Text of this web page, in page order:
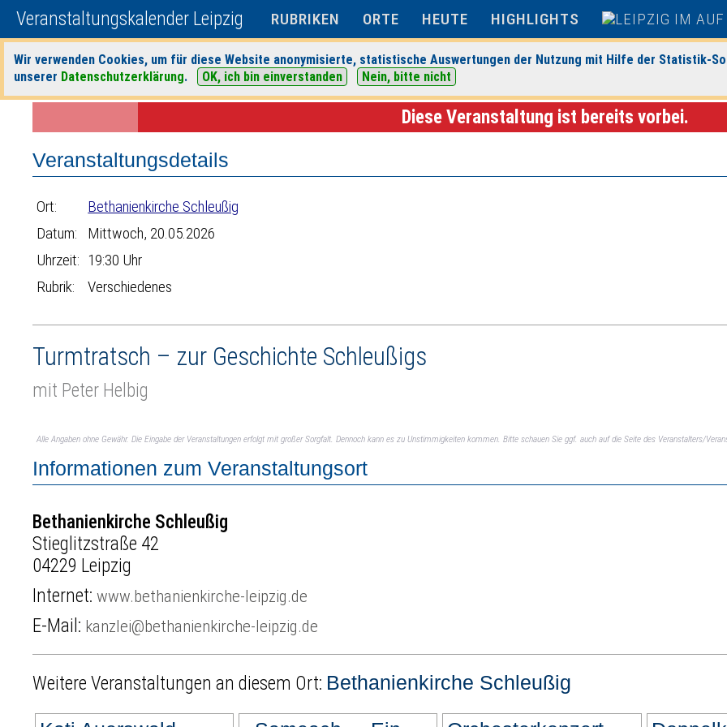
Veranstaltungskalender Leipzig RUBRIKEN ORTE HEUTE HIGHLIGHTS
Wir verwenden Cookies, um für diese Website anonymisierte, statistische Auswertungen der Nutzung mit Hilfe der Statistik-
unserer Datenschutzerklärung. OK, ich bin einverstanden Nein, bitte nicht
Startseite>Veranstaltungen>Suche> Verschiedenes>Bethanienkirche Schleußig> Veranstaltungsdetails
Diese Veranstaltung ist bereits vorbei.
Veranstaltungsdetails
Ort:
Bethanienkirche Schleußig
Datum:
Mittwoch, 20.05.2026
Uhrzeit: 19:30 Uhr
Rubrik:
Verschiedenes
Turmtratsch – zur Geschichte Schleußigs
mit Peter Helbig
Alle Angaben ohne Gewähr. Die Eingabe der Veranstaltungen erfolgt mit großer Sorgfalt. Dennoch kann es zu Unstimmigkeiten kommen. Bitte schauen Sie ggf. auch auf die Seite des Veranstalters/
Informationen zum Veranstaltungsort
Bethanienkirche Schleußig
Stieglitzstraße 42
04229 Leipzig
Internet:www.bethanienkirche-leipzig.de
E-Mail: kanzlei@bethanienkirche-leipzig.de
Weitere Veranstaltungen an diesem Ort: Bethanienkirche Schleußig